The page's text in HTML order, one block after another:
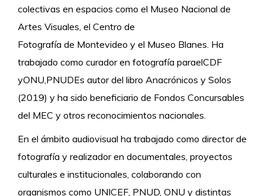
colectivas en espacios como el Museo Nacional de
Artes Visuales, el Centro de
Fotografía de Montevideo y el Museo Blanes. Ha
trabajado como curador en fotografía paraelCDF
yONU,PNUDEs autor del libro Anacrónicos y Solos
(2019) y ha sido beneficiario de Fondos Concursables
del MEC y otros reconocimientos nacionales.
En el ámbito audiovisual ha trabajado como director de
fotografía y realizador en documentales, proyectos
culturales e institucionales, colaborando con
organismos como UNICEF, PNUD, ONU y distintas